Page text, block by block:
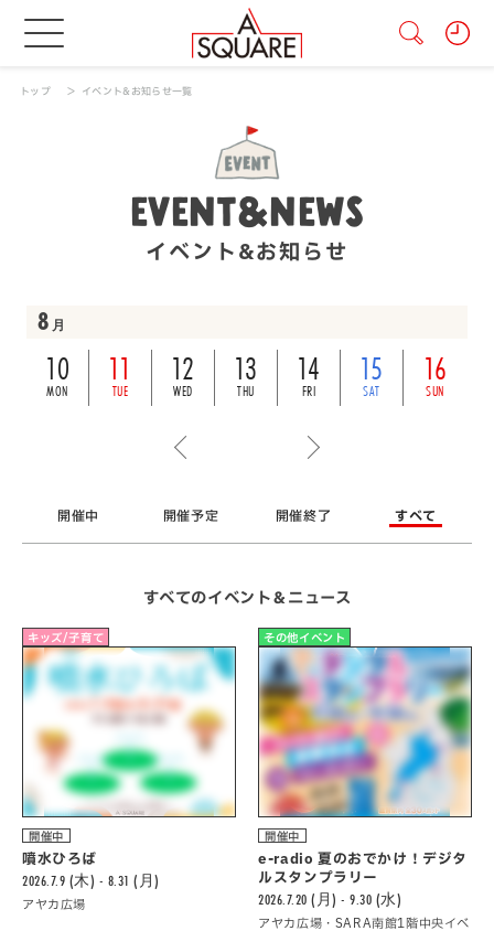
トップ イベント&お知らせ一覧
EVENT&NEWS
イベント&お知らせ
8 月
10
MON
11
TUE
12
WED
13
THU
14
FRI
15
SAT
16
SUN
開催中 開催予定 開催終了 すべて
すべてのイベント＆ニュース
キッズ/子育て
開催中
噴水ひろば
2026.7.9 (木) - 8.31 (月)
アヤカ広場
その他イベント
開催中
e-radio 夏のおでかけ！デジタ
ルスタンプラリー
2026.7.20 (月) - 9.30 (水)
アヤカ広場・SARA南館1階中央イベ